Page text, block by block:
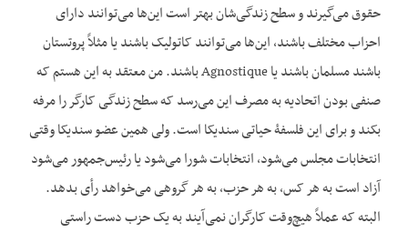
حقوق می‌گیرند و سطح زندگی‌شان بهتر است این‌ها می‌توانند دارای
احزاب مختلف باشند، این‌ها می‌توانند کاتولیک باشند یا مثلاً پروتستان
باشند مسلمان باشند یا Agnostique باشند. من معتقد به این هستم که
صنفی بودن اتحادیه به مصرف این می‌رسد که سطح زندگی کارگر را مرفه
بکند و برای این فلسفۀ حیاتی سندیکا است. ولی همین عضو سندیکا وقتی
انتخابات مجلس می‌شود، انتخابات شورا می‌شود یا رئیس‌جمهور می‌شود
آزاد است به هر کس، به هر حزب، به هر گروهی می‌خواهد رأی بدهد.
البته که عملاً هیچ‌وقت کارگران نمی‌آیند به یک حزب دست راستی